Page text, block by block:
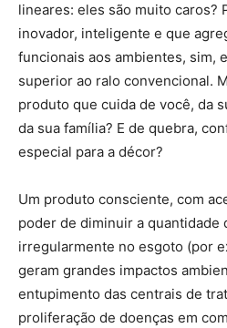
lineares: eles são muito caros?
inovador, inteligente e que
funcionais aos ambientes, sim,
superior ao ralo convencional.
produto que cuida de você, da
da sua família? E de quebra,
especial para a décor?
Um produto consciente, com
poder de diminuir a quantidade
irregularmente no esgoto (por
geram grandes impactos
entupimento das centrais de
proliferação de doenças em